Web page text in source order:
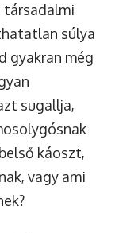
társadalmi
súlya
gyakran még
sugallja,
káoszt,
vagy ami